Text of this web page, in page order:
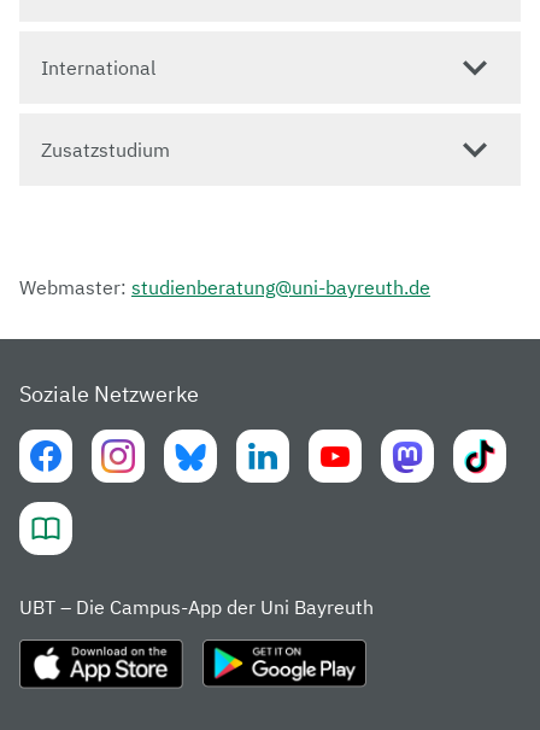
International
Zusatzstudium
Webmaster: studienberatung@uni-bayreuth.de
Soziale Netzwerke
UBT – Die Campus-App der Uni Bayreuth